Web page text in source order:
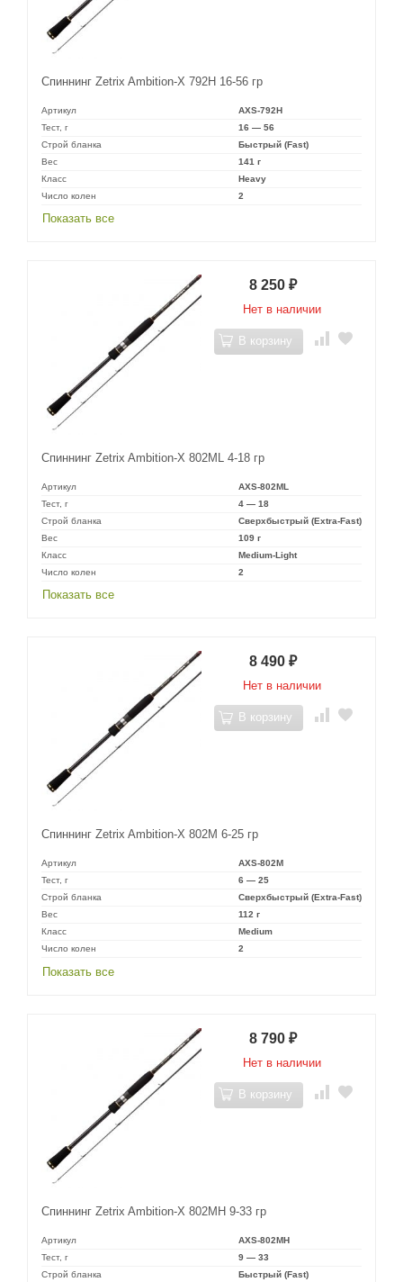
Спиннинг Zetrix Ambition-X 792H 16-56 гр
Артикул
AXS-792H
Тест, г
16 — 56
Строй бланка
Быстрый (Fast)
Вес
141 г
Класс
Heavy
Число колен
2
Показать все
Спиннинг Zetrix Ambition-X 802ML 4-18 гр
Артикул
AXS-802ML
Тест, г
4 — 18
Строй бланка
Сверхбыстрый (Extra-Fast)
Вес
109 г
Класс
Medium-Light
Число колен
2
Показать все
8 250 ₽
Нет в наличии
В корзину
Спиннинг Zetrix Ambition-X 802M 6-25 гр
Артикул
AXS-802M
Тест, г
6 — 25
Строй бланка
Сверхбыстрый (Extra-Fast)
Вес
112 г
Класс
Medium
Число колен
2
Показать все
8 490 ₽
Нет в наличии
В корзину
Спиннинг Zetrix Ambition-X 802MH 9-33 гр
Артикул
AXS-802MH
Тест, г
9 — 33
Строй бланка
Быстрый (Fast)
8 790 ₽
Нет в наличии
В корзину